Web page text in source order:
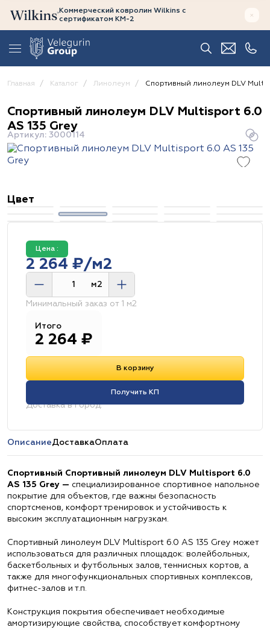
Коммерческий ковролин Wilkins с
сертификатом КМ-2
Главная Каталог Линолеум Спортивный линолеум DLV
Спортивный линолеум DLV Multisport 6.0
AS 135 Grey
Артикул: 3000114
Цвет
Цена :
2 264 ₽/м2
м2
Минимальный заказ от 1 м2
Итого
2 264 ₽
В корзину
Получить КП
Доставка в город:
ОписаниеДоставкаОплата
Спортивный Спортивный линолеум DLV Multisport 6.0
AS 135 Grey — специализированное спортивное напольное
покрытие для объектов, где важны безопасность
спортсменов, комфорт тренировок и устойчивость к
высоким эксплуатационным нагрузкам.
Спортивный линолеум DLV Multisport 6.0 AS 135 Grey может
использоваться для различных площадок: волейбольных,
баскетбольных и футбольных залов, теннисных кортов, а
также для многофункциональных спортивных комплексов,
фитнес-залов и т.п.
Конструкция покрытия обеспечивает необходимые
амортизирующие свойства, способствует комфортному